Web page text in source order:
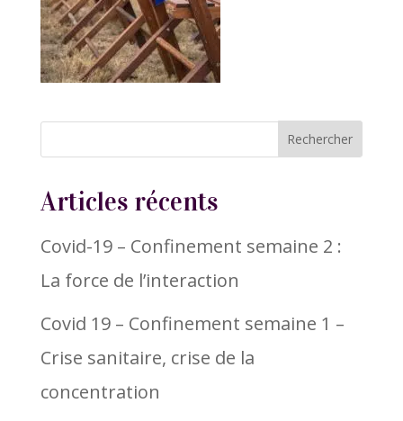
Articles récents
Covid-19 – Confinement semaine 2 :
La force de l’interaction
Covid 19 – Confinement semaine 1 –
Crise sanitaire, crise de la
concentration